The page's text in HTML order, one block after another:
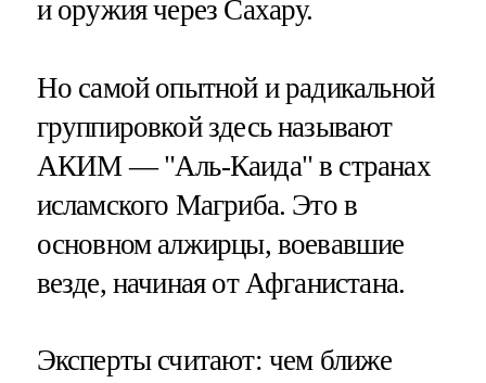
и оружия через Сахару.
Но самой опытной и радикальной
группировкой здесь называют
АКИМ — "Аль-Каида" в странах
исламского Магриба. Это в
основном алжирцы, воевавшие
везде, начиная от Афганистана.
Эксперты считают: чем ближе